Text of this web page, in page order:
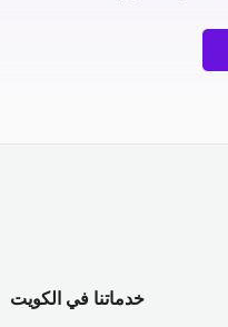
خدماتنا في الكويت